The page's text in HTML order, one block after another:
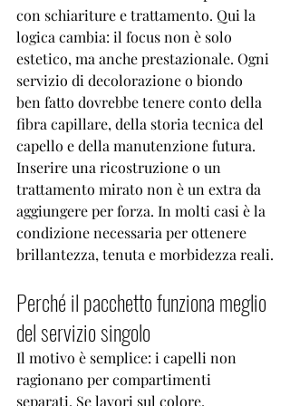
con schiariture e trattamento. Qui la
logica cambia: il focus non è solo
estetico, ma anche prestazionale. Ogni
servizio di decolorazione o biondo
ben fatto dovrebbe tenere conto della
fibra capillare, della storia tecnica del
capello e della manutenzione futura.
Inserire una ricostruzione o un
trattamento mirato non è un extra da
aggiungere per forza. In molti casi è la
condizione necessaria per ottenere
brillantezza, tenuta e morbidezza reali.
Perché il pacchetto funziona meglio
del servizio singolo
Il motivo è semplice: i capelli non
ragionano per compartimenti
separati. Se lavori sul colore,